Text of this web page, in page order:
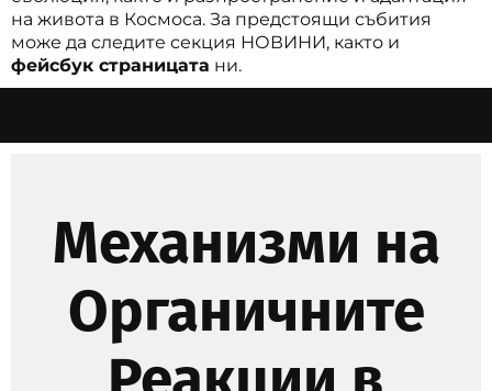
на живота в Космоса. За предстоящи събития
може да следите секция НОВИНИ, както и
фейсбук страницата ни.
Механизми на
Органичните